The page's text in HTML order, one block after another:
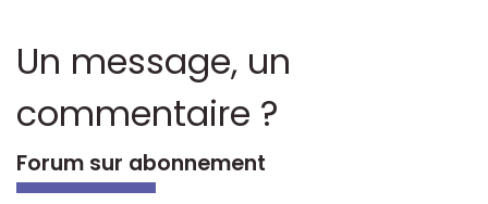
Un message, un
commentaire ?
Forum sur abonnement